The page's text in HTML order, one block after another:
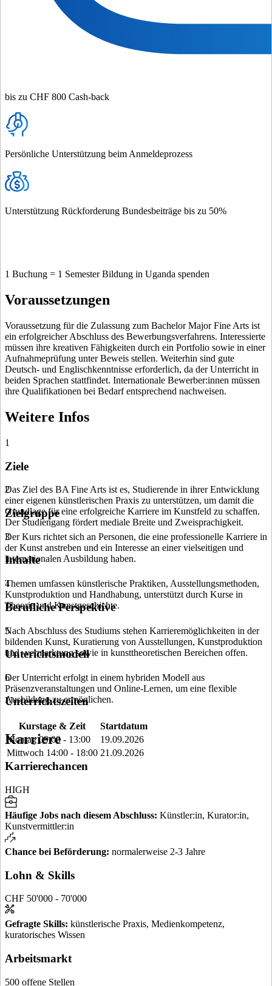
bis zu CHF 800 Cash-back
Persönliche Unterstützung beim Anmeldeprozess
Unterstützung Rückforderung Bundesbeiträge bis zu 50%
1 Buchung = 1 Semester Bildung in Uganda spenden
Voraussetzungen
Voraussetzung für die Zulassung zum Bachelor Major Fine Arts ist
ein erfolgreicher Abschluss des Bewerbungsverfahrens. Interessierte
müssen ihre kreativen Fähigkeiten durch ein Portfolio sowie in einer
Aufnahmeprüfung unter Beweis stellen. Weiterhin sind gute
Deutsch- und Englischkenntnisse erforderlich, da der Unterricht in
beiden Sprachen stattfindet. Internationale Bewerber:innen müssen
ihre Qualifikationen bei Bedarf entsprechend nachweisen.
Weitere Infos
1
Ziele
Das Ziel des BA Fine Arts ist es, Studierende in ihrer Entwicklung
einer eigenen künstlerischen Praxis zu unterstützen, um damit die
Grundlage für eine erfolgreiche Karriere im Kunstfeld zu schaffen.
Der Studiengang fördert mediale Breite und Zweisprachigkeit.
2
Zielgruppe
Der Kurs richtet sich an Personen, die eine professionelle Karriere in
der Kunst anstreben und ein Interesse an einer vielseitigen und
internationalen Ausbildung haben.
3
Inhalte
Themen umfassen künstlerische Praktiken, Ausstellungsmethoden,
Kunstproduktion und Handhabung, unterstützt durch Kurse in
Theorie und Kunstgeschichte.
4
Berufliche Perspektive
Nach Abschluss des Studiums stehen Karrieremöglichkeiten in der
bildenden Kunst, Kuratierung von Ausstellungen, Kunstproduktion
und -vermarktung sowie in kunsttheoretischen Bereichen offen.
5
Unterichtsmodell
Der Unterricht erfolgt in einem hybriden Modell aus
Präsenzveranstaltungen und Online-Lernen, um eine flexible
Ausbildung zu ermöglichen.
6
Unterrichtszeiten
Kurstage & Zeit
Startdatum
Montag 09:00 - 13:00
19.09.2026
Mittwoch 14:00 - 18:00 21.09.2026
Karriere
Karrierechancen
HIGH
Häufige Jobs nach diesem Abschluss: Künstler:in, Kurator:in,
Kunstvermittler:in
Chance bei Beförderung: normalerweise 2-3 Jahre
Lohn & Skills
CHF 50'000 - 70'000
Gefragte Skills: künstlerische Praxis, Medienkompetenz,
kuratorisches Wissen
Arbeitsmarkt
500 offene Stellen